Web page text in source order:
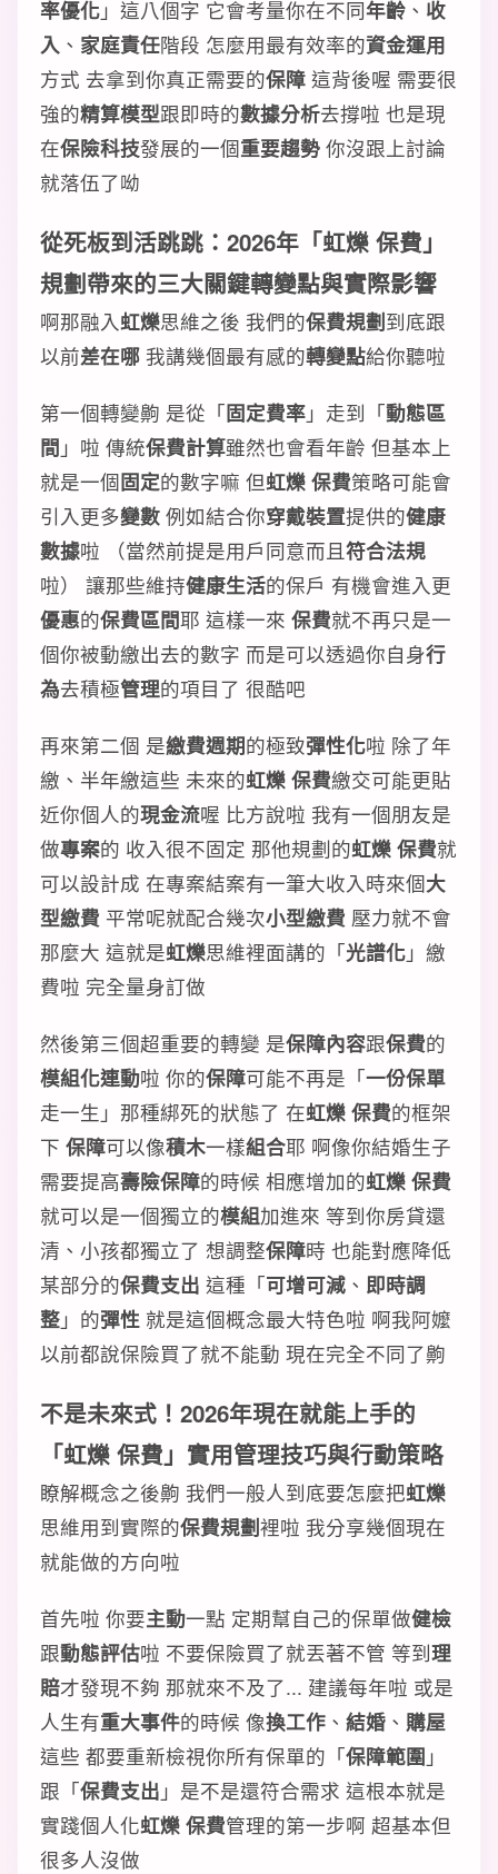
率優化」這八個字 它會考量你在不同年齡 、 收
入 、 家庭責任階段 怎麼用最有效率的資金運用
方式 去拿到你真正需要的保障 這背後喔 需要很
強的精算模型跟即時的數據分析去撐啦 也是現
在保險科技發展的一個重要趨勢 你沒跟上討論
就落伍了呦
從死板到活跳跳：2026年「虹爍 保費」
規劃帶來的三大關鍵轉變點與實際影響
啊那融入虹爍思維之後 我們的保費規劃到底跟
以前差在哪 我講幾個最有感的轉變點給你聽啦
第一個轉變齁 是從「固定費率」走到「動態區
間 」啦 傳統保費計算雖然也會看年齡 但基本上
就是一個固定的數字嘛 但虹爍 保費策略可能會
引入更多變數 例如結合你穿戴裝置提供的健康
數據啦 （當然前提是用戶同意而且符合法規
啦） 讓那些維持健康生活的保戶 有機會進入更
優惠的保費區間耶 這樣一來 保費就不再只是一
個你被動繳出去的數字 而是可以透過你自身行
為去積極管理的項目了 很酷吧
再來第二個 是繳費週期的極致彈性化啦 除了年
繳、半年繳這些 未來的虹爍 保費繳交可能更貼
近你個人的現金流喔 比方說啦 我有一個朋友是
做專案的 收入很不固定 那他規劃的虹爍 保費就
可以設計成 在專案結案有一筆大收入時來個大
型繳費 平常呢就配合幾次小型繳費 壓力就不會
那麼大 這就是虹爍思維裡面講的「光譜化」繳
費啦 完全量身訂做
然後第三個超重要的轉變 是保障內容跟保費的
模組化連動啦 你的保障可能不再是「一份保單
走一生」那種綁死的狀態了 在虹爍 保費的框架
下 保障可以像積木一樣組合耶 啊像你結婚生子
需要提高壽險保障的時候 相應增加的虹爍 保費
就可以是一個獨立的模組加進來 等到你房貸還
清、小孩都獨立了 想調整保障時 也能對應降低
某部分的保費支出 這種「可增可減 、 即時調
整」的彈性 就是這個概念最大特色啦 啊我阿嬤
以前都說保險買了就不能動 現在完全不同了齁
不是未來式！2026年現在就能上手的
「虹爍 保費」 實用管理技巧與行動策略
瞭解概念之後齁 我們一般人到底要怎麼把虹爍
思維用到實際的保費規劃裡啦 我分享幾個現在
就能做的方向啦
首先啦 你要主動一點 定期幫自己的保單做健檢
跟動態評估啦 不要保險買了就丟著不管 等到理
賠才發現不夠 那就來不及了... 建議每年啦 或是
人生有重大事件的時候 像換工作 、 結婚 、 購屋
這些 都要重新檢視你所有保單的「保障範圍 」
跟「保費支出 」是不是還符合需求 這根本就是
實踐個人化虹爍 保費管理的第一步啊 超基本但
很多人沒做